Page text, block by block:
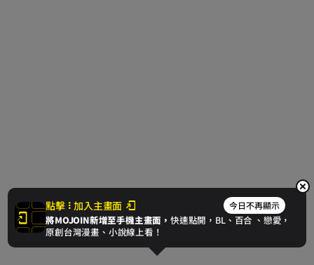
點擊 加入主畫面 今日不再顯示
將MOJOIN新增至手機主畫面，快速點開，BL、 百合 、戀愛，
原創台灣漫畫、小說線上看！